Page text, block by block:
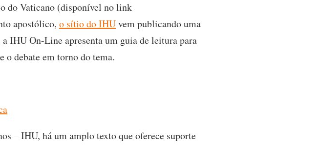
do Vaticano (disponível no link
apostólico, o sítio do IHUvem publicando uma
IHU On-Line apresenta um guia de leitura para
o debate em torno do tema.
– IHU, há um amplo texto que oferece suporte